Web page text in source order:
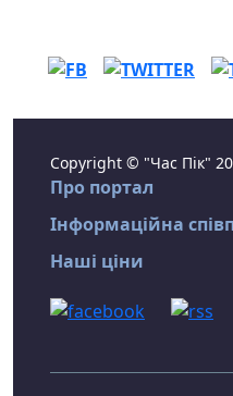
Copyright © "Час Пік"
Про портал
Інформаційна
Наші ціни